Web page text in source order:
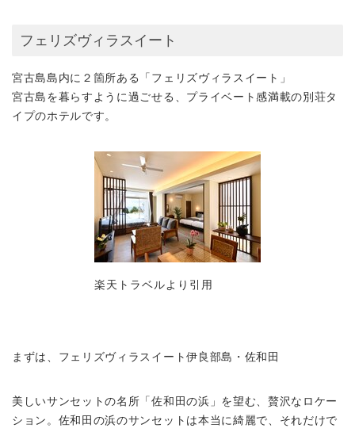
フェリズヴィラスイート
宮古島島内に２箇所ある「フェリズヴィラスイート」
宮古島を暮らすように過ごせる、 プライベート感満載の別荘タ
イプのホテルです。
楽天トラベルより引用
まずは、 フェリズヴィラスイート伊良部島・佐和田
美しいサンセットの名所 「佐和田の浜」を望む、贅沢なロケー
ション 。佐和田の浜のサンセットは本当に綺麗で、それだけで